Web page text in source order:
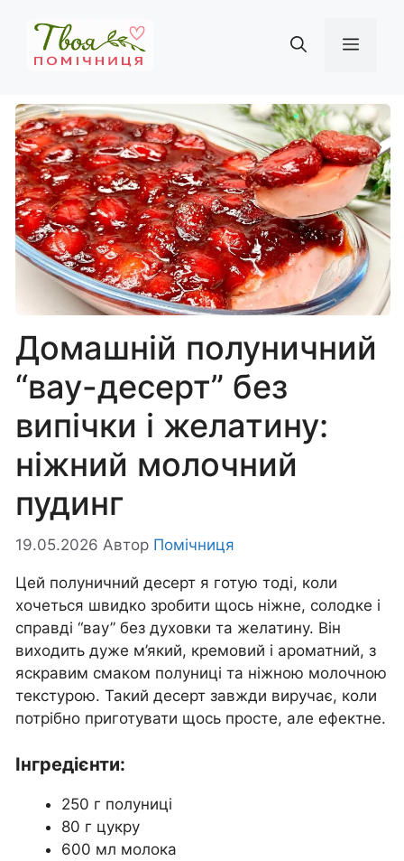
вмісту
Домашній полуничний
“вау-десерт” без
випічки і желатину:
ніжний молочний
пудинг
19.05.2026 Автор Помічниця
Цей полуничний десерт я готую тоді, коли
хочеться швидко зробити щось ніжне, солодке і
справді “вау” без духовки та желатину. Він
виходить дуже м’який, кремовий і ароматний, з
яскравим смаком полуниці та ніжною молочною
текстурою. Такий десерт завжди виручає, коли
потрібно приготувати щось просте, але ефектне.
Інгредієнти:
250 г полуниці
80 г цукру
600 мл молока